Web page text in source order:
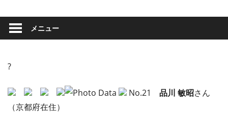
メニュー
?
No.21 品川 敏昭さん
（京都府在住）